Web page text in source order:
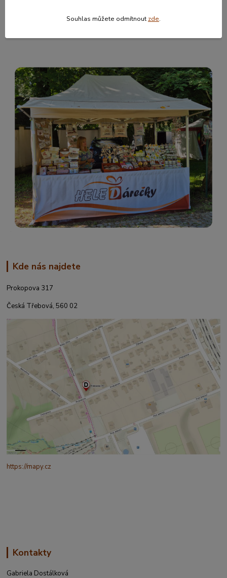
Obchodní podmínky
Kde nás najdete
Prokopova 317
Česká Třebová, 560 02
https://mapy.cz
Kontakty
Gabriela Dostálková
Souhlas můžete odmítnout zde.